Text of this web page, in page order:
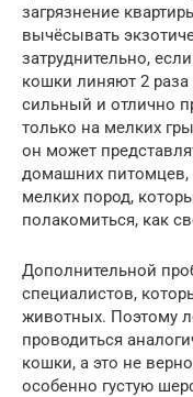
загрязнение
вычёсывать
затруднительно,
кошки линяют 2 раза
сильный и отлично
только на мелких
он может
домашних питомцев,
мелких пород,
полакомиться, как
Дополнительной
специалистов,
животных. Поэтому
проводиться
кошки, а это не
особенно густую